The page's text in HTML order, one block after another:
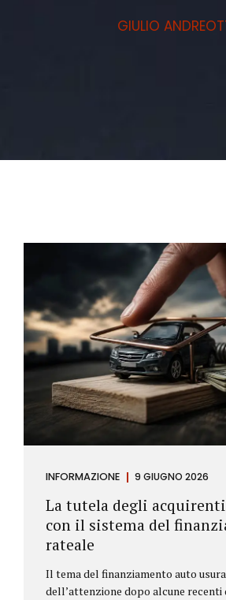
GIULIO
INFORMAZIONE 9 GIUGNO 2026
La tutela degli
con il sistema del
rateale
Il tema del finanziamento auto
dell’attenzione dopo alcune recenti